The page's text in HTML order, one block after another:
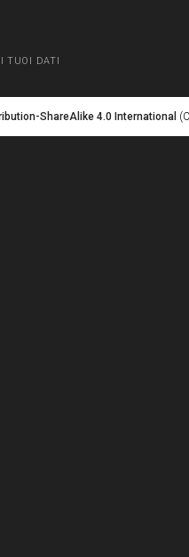
TUOI DATI
ShareAlike 4.0 International